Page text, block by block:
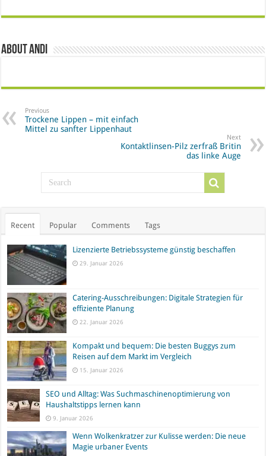
About Andi
Previous
Trockene Lippen – mit einfach
Mittel zu sanfter Lippenhaut
Next
Kontaktlinsen-Pilz zerfraß Britin
das linke Auge
Recent Popular Comments Tags
Lizenzierte Betriebssysteme günstig beschaffen
29. Januar 2026
Catering-Ausschreibungen: Digitale Strategien für
effiziente Planung
22. Januar 2026
Kompakt und bequem: Die besten Buggys zum
Reisen auf dem Markt im Vergleich
15. Januar 2026
SEO und Alltag: Was Suchmaschinenoptimierung von
Haushaltstipps lernen kann
9. Januar 2026
Wenn Wolkenkratzer zur Kulisse werden: Die neue
Magie urbaner Events